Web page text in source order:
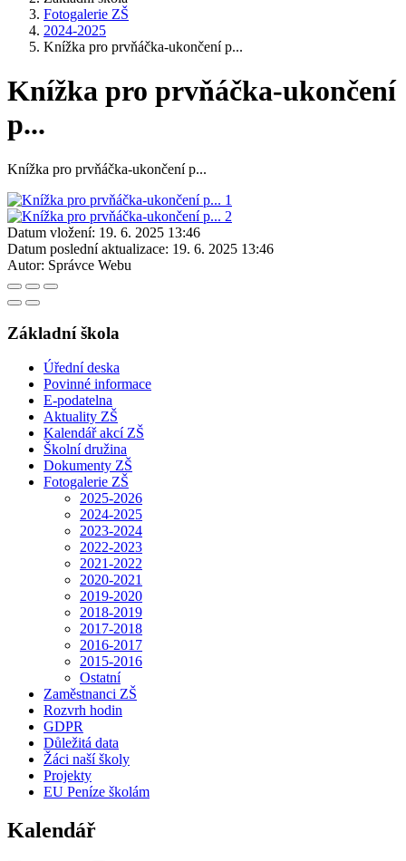
Fotogalerie ZŠ
2024-2025
Knížka pro prvňáčka-ukončení p...
Knížka pro prvňáčka-ukončení
p...
Knížka pro prvňáčka-ukončení p...
Datum vložení: 19. 6. 2025 13:46
Datum poslední aktualizace: 19. 6. 2025 13:46
Autor: Správce Webu
Základní škola
Úřední deska
Povinné informace
E-podatelna
Aktuality ZŠ
Kalendář akcí ZŠ
Školní družina
Dokumenty ZŠ
Fotogalerie ZŠ
2025-2026
2024-2025
2023-2024
2022-2023
2021-2022
2020-2021
2019-2020
2018-2019
2017-2018
2016-2017
2015-2016
Ostatní
Zaměstnanci ZŠ
Rozvrh hodin
GDPR
Důležitá data
Žáci naší školy
Projekty
EU Peníze školám
Kalendář